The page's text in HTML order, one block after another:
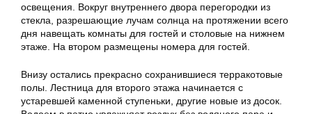
освещения. Вокруг внутреннего двора перегородки из
стекла, разрешающие лучам солнца на протяжении всего
дня навещать комнаты для гостей и столовые на нижнем
этаже. На втором размещены номера для гостей.
Внизу остались прекрасно сохранившиеся терракотовые
полы. Лестница для второго этажа начинается с
устаревшей каменной ступеньки, другие новые из досок.